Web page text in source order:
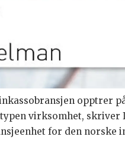
opptrer
virksomhet,
for den